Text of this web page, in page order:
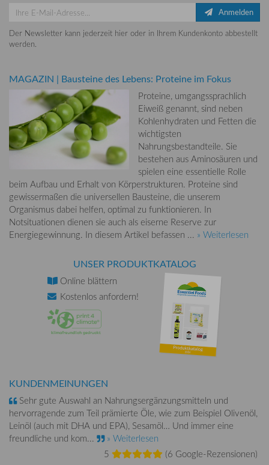
Anmelden
Der Newsletter kann jederzeit hier oder in Ihrem Kundenkonto abbestellt
werden.
MAGAZIN | Bausteine des Lebens: Proteine im Fokus
Proteine, umgangssprachlich
Eiweiß genannt, sind neben
Kohlenhydraten und Fetten die
wichtigsten
Nahrungsbestandteile. Sie
bestehen aus Aminosäuren und
spielen eine essentielle Rolle
beim Aufbau und Erhalt von Körperstrukturen. Proteine sind
gewissermaßen die universellen Bausteine, die unserem
Organismus dabei helfen, optimal zu funktionieren. In
Notsituationen dienen sie auch als eiserne Reserve zur
Energiegewinnung. In diesem Artikel befassen ... » Weiterlesen
UNSER PRODUKTKATALOG
Online blättern
Kostenlos anfordern!
KUNDENMEINUNGEN
Sehr gute Auswahl an Nahrungsergänzungsmitteln und
hervorragende zum Teil prämierte Öle, wie zum Beispiel Olivenöl,
Leinöl (auch mit DHA und EPA), Sesamöl… Und immer eine
freundliche und kom...
» Weiterlesen
5
(6 Google-Rezensionen)